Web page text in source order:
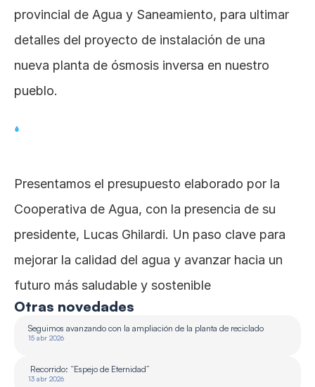
Otras novedades
Seguimos avanzando con la ampliación de la planta de reciclado
15 abr 2026
Recorrido: “Espejo de Eternidad”
13 abr 2026
provincial de Agua y Saneamiento, para ultimar
detalles del proyecto de instalación de una
nueva planta de ósmosis inversa en nuestro
pueblo.
Presentamos el presupuesto elaborado por la
Cooperativa de Agua, con la presencia de su
presidente, Lucas Ghilardi. Un paso clave para
mejorar la calidad del agua y avanzar hacia un
futuro más saludable y sostenible